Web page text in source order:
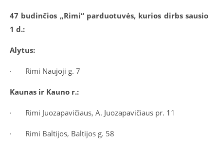
47 budinčios „Rimi“ parduotuvės, kurios dirbs sausio
1 d.:
Alytus:
· Rimi Naujoji g. 7
Kaunas ir Kauno r.:
· Rimi Juozapavičiaus, A. Juozapavičiaus pr. 11
· Rimi Baltijos, Baltijos g. 58